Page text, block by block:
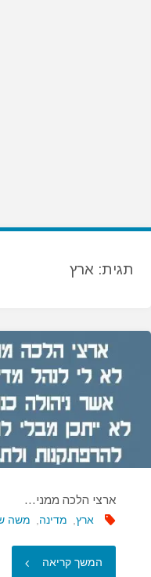
תגית: ארץ
ארצי הלכה ממני…
ארץ, מדינה, משה
המשך קריאה "ארצי